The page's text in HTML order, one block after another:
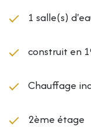
1 salle(s)
construit en
Chauffage
2ème étage